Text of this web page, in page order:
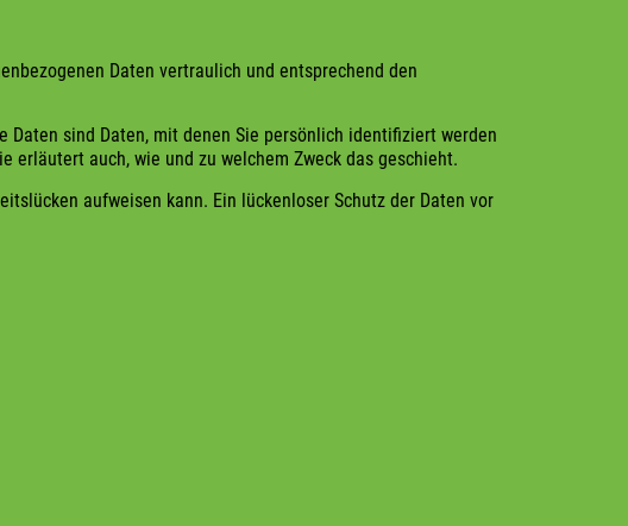
Daten vertraulich und entsprechend den
Daten sind Daten, mit denen Sie persönlich identifiziert werden
erläutert auch, wie und zu welchem Zweck das geschieht.
aufweisen kann. Ein lückenloser Schutz der Daten vor